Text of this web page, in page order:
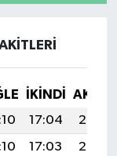
İKINDI
17:04
20:26
17:03
20:25